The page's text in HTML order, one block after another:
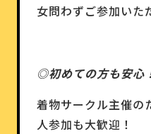
女問わずご参加いた
◎初めての方も安心
着物サークル主催の
人参加も大歓迎！